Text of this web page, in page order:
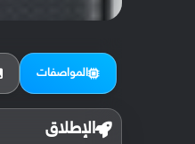
المواصفات
الإطلاق